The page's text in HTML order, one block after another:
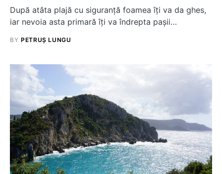
După atâta plajă cu siguranță foamea îți va da ghes,
iar nevoia asta primară îți va îndrepta pașii…
BY PETRUȘ LUNGU